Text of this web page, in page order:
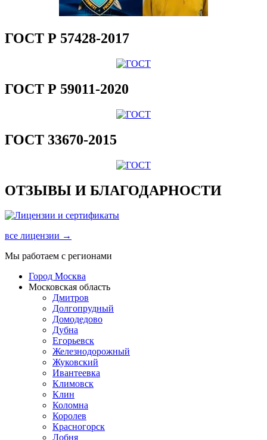
ГОСТ Р 57428-2017
ГОСТ Р 59011-2020
ГОСТ 33670-2015
ОТЗЫВЫ И БЛАГОДАРНОСТИ
все лицензии →
Мы работаем с регионами
Город Москва
Московская область
Дмитров
Долгопрудный
Домодедово
Дубна
Егорьевск
Железнодорожный
Жуковский
Ивантеевка
Климовск
Клин
Коломна
Королев
Красногорск
Лобня